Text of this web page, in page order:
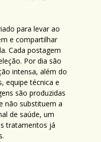
para levar ao
e compartilhar
Cada postagem
Por dia são
intensa, além do
equipe técnica e
são produzidas
não substituem a
de saúde, um
tratamentos já